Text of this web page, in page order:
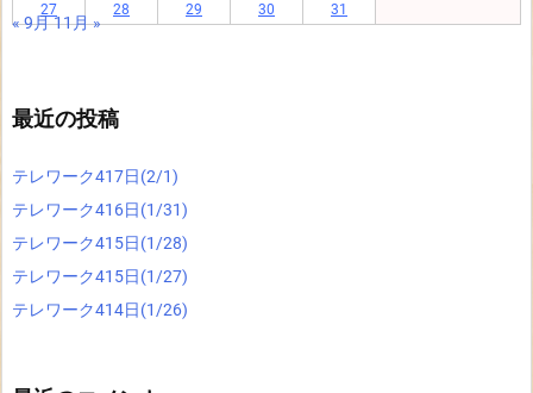
27
28 29 30 31
« 9月11月 »
最近の投稿
テレワーク417日(2/1)
テレワーク416日(1/31)
テレワーク415日(1/28)
テレワーク415日(1/27)
テレワーク414日(1/26)